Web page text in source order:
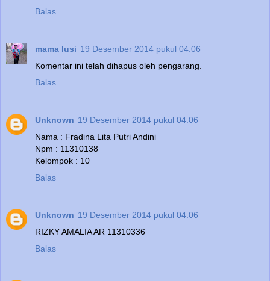
Balas
mama lusi 19 Desember 2014 pukul 04.06
Komentar ini telah dihapus oleh pengarang.
Balas
Unknown 19 Desember 2014 pukul 04.06
Nama : Fradina Lita Putri Andini
Npm : 11310138
Kelompok : 10
Balas
Unknown 19 Desember 2014 pukul 04.06
RIZKY AMALIA AR 11310336
Balas